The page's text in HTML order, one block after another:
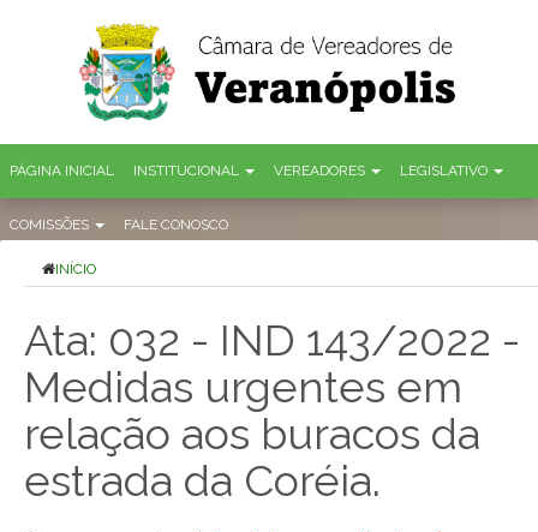
PÁGINA INICIAL INSTITUCIONAL VEREADORES LEGISLATIVO
COMISSÕES FALE CONOSCO
INÍCIO
Ata: 032 - IND 143/2022 -
Medidas urgentes em
relação aos buracos da
estrada da Coréia.